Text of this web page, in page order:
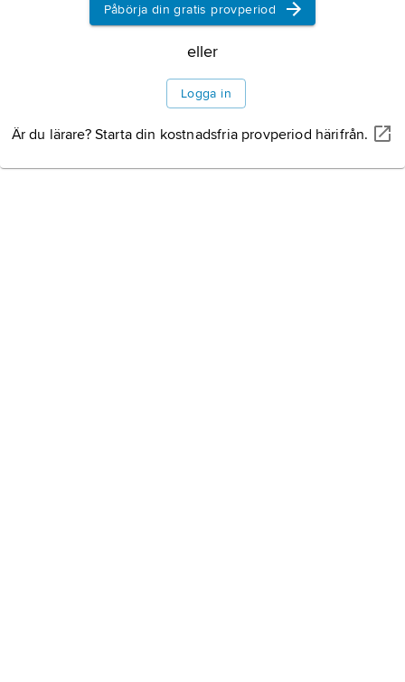
Påbörja din gratis provperiod
eller
Logga in
Är du lärare? Starta din kostnadsfria provperiod härifrån.